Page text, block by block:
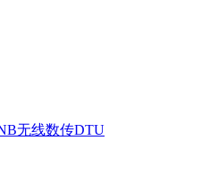
无线数传DTU